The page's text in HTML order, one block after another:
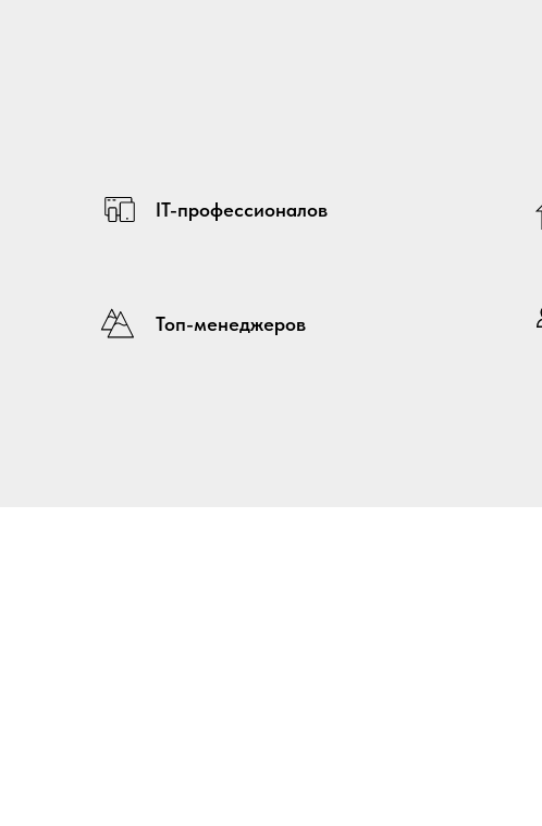
IT-профессионалов
Топ-менеджеров